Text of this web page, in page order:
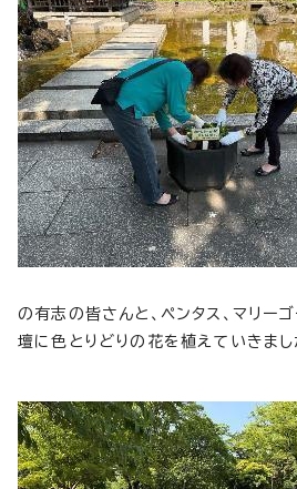
の有志の皆さんと、ペンタス、マリー
壇に色とりどりの花を植えていきまし